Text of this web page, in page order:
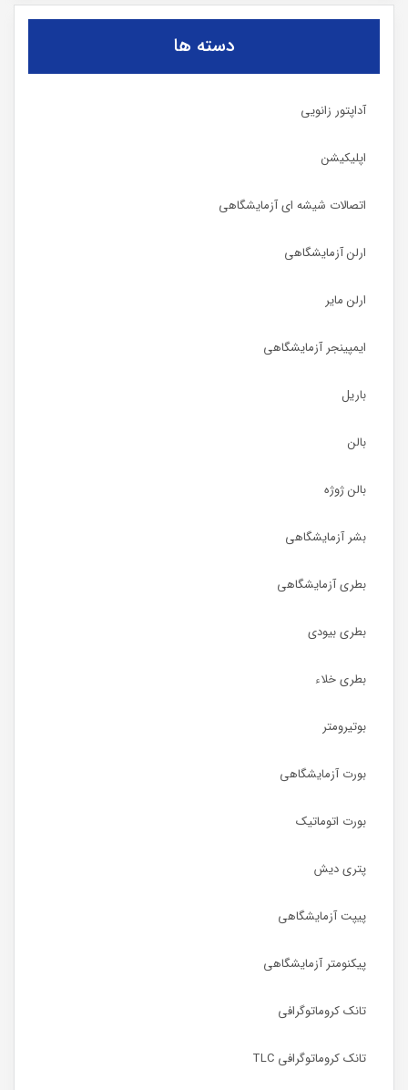
دسته ها
آداپتور زانویی
اپلیکیشن
اتصالات شیشه ای آزمایشگاهی
ارلن آزمایشگاهی
ارلن مایر
ایمپینجر آزمایشگاهی
باریل
بالن
بالن ژوژه
بشر آزمایشگاهی
بطری آزمایشگاهی
بطری بیودی
بطری خلاء
بوتیرومتر
بورت آزمایشگاهی
بورت اتوماتیک
پتری دیش
پیپت آزمایشگاهی
پیکنومتر آزمایشگاهی
تانک کروماتوگرافی
تانک کروماتوگرافی TLC